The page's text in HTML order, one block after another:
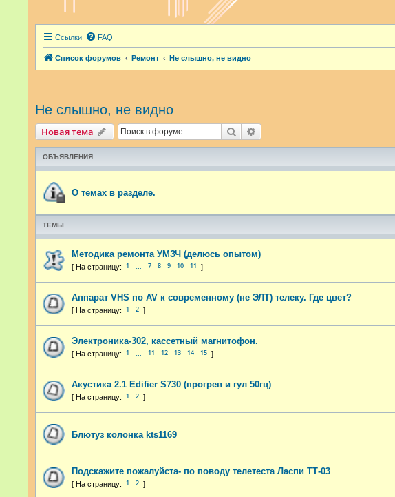
Ссылки FAQ
Список форумов Ремонт Не слышно, не видно
Не слышно, не видно
Новая тема Поиск
ОБЪЯВЛЕНИЯ
О темах в разделе.
ТЕМЫ
Методика ремонта УМЗЧ (делюсь опытом)
1 7 8 9 10 11
Аппарат VHS по AV к современному (не ЭЛТ) телеку. Где цвет?
1 2
Электроника-302, кассетный магнитофон.
1 11 12 13 14 15
Акустика 2.1 Edifier S730 (прогрев и гул 50гц)
1 2
Блютуз колонка kts1169
Подскажите пожалуйста- по поводу телетеста Ласпи ТТ-03
1 2